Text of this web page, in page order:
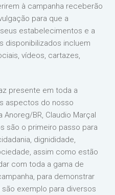
à campanha receberão
para que a
estabelecimentos e a
disponibilizados incluem
vídeos, cartazes,
presente em toda a
aspectos do nosso
BR, Claudio Marçal
são o primeiro passo para
dignididade,
assim como estão
com toda a gama de
para demonstrar
exemplo para diversos